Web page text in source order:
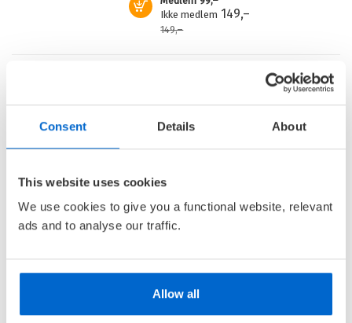
Consent Details About
This website uses cookies
We use cookies to give you a functional website, relevant
ads and to analyse our traffic.
Allow all
Ikke medlem 149,–
149,–
Kjøp
Barnas Egen Bokverden – 100% leselyst!
• Alltid lave priser og maks rabatt
• Alltid gode
tilbud
med knallpriser
• Rask levering
Bli bokklubbmedlem